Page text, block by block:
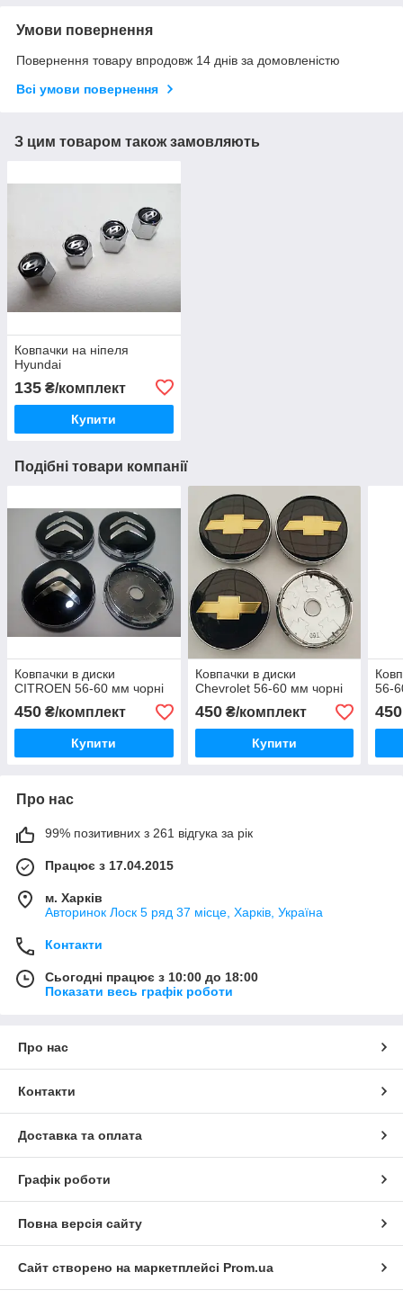
Умови повернення
Повернення товару впродовж 14 днів за домовленістю
Всі умови повернення
З цим товаром також замовляють
Ковпачки на ніпеля
Hyundai
135 ₴/комплект
Купити
Подібні товари компанії
Ковпачки в диски
CITROEN 56-60 мм чорні
450 ₴/комплект
Купити
Ковпачки в диски
Chevrolet 56-60 мм чорні
450₴/комплект
Купити
56-
450
Про нас
99% позитивних з 261 відгука за рік
Працює з 17.04.2015
м. Харків
Авторинок Лоск 5 ряд 37 місце, Харків, Україна
Контакти
Сьогодні працює з 10:00 до 18:00
Показати весь графік роботи
Про нас
Контакти
Доставка та оплата
Графік роботи
Повна версія сайту
Сайт створено на маркетплейсі Prom.ua